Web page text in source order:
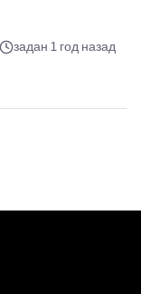
задан 1 год назад